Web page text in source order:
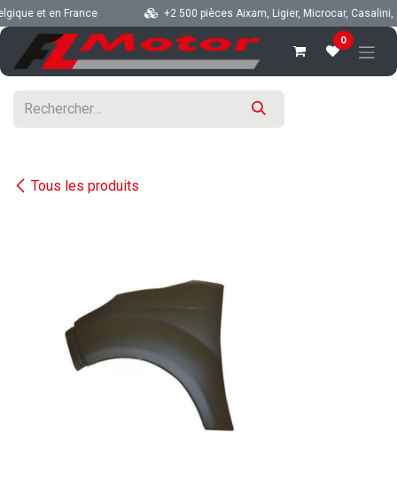
Se rendre au contenu
et en France +2 500 pièces Aixam, Ligier, Microcar, Casalini,
0
Tous les produits